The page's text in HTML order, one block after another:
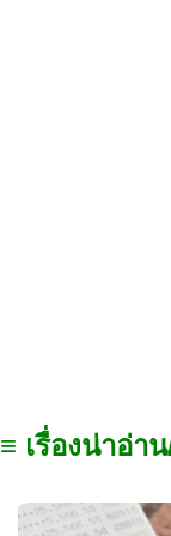
≡ เรื่องน่าอ่า